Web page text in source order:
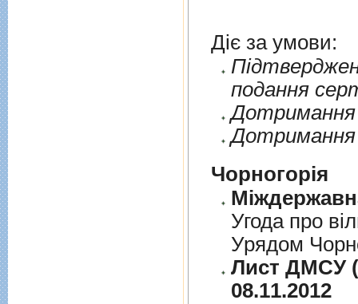
Діє за умови:
подання
Дотримання
Дотримання
Чорногорія
Угода про
Урядом
Лист ДМСУ
08.11.2012